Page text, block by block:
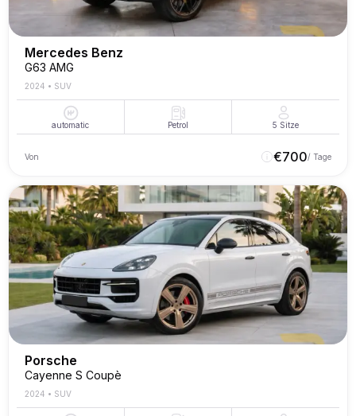
Mercedes Benz
G63 AMG
2024 • SUV
automatic Petrol 5 Sitze
Von €700/ Tage
Porsche
Cayenne S Coupè
2024 • SUV